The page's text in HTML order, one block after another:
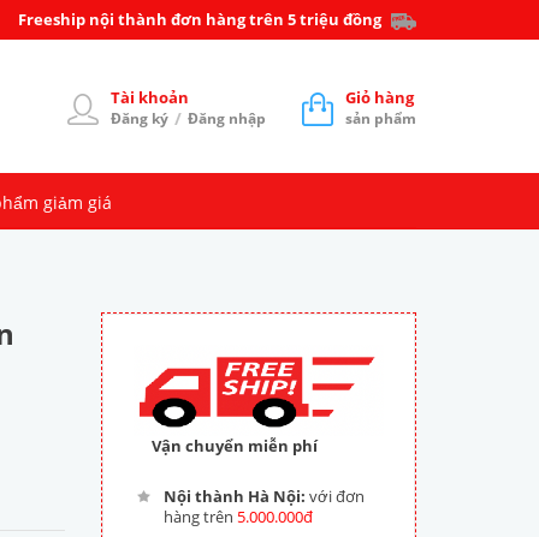
Freeship nội thành đơn hàng trên 5 triệu đồng
Tài khoản
Đăng ký / Đăng nhập
Giỏ hàng
sản phẩm
giảm giá
Vận chuyển miễn phí
Nội thành Hà Nội: với đơn
hàng trên 5.000.000đ